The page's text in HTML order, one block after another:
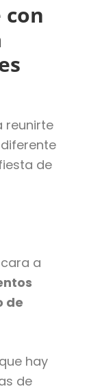
reunirte
de
a
de
hay
de